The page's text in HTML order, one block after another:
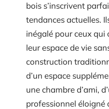
bois s’inscrivent
tendances actuelles.
inégalé pour ceux
leur espace de vie
construction
d’un espace
une chambre d’ami,
professionnel éloigné